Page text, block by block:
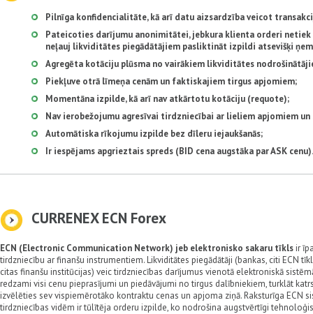
Pilnīga konfidencialitāte, kā arī datu aizsardzība veicot
Pateicoties darījumu anonimitātei, jebkura klienta orderi netiek
neļauj likviditātes piegādātājiem pasliktināt izpildi atsevišķi
Agregēta kotāciju plūsma no vairākiem likviditātes
Piekļuve otrā līmeņa cenām un faktiskajiem tirgus apjomiem;
Momentāna izpilde, kā arī nav atkārtotu kotāciju (requote);
Nav ierobežojumu agresīvai tirdzniecībai ar lieliem apjomiem un
Automātiska rīkojumu izpilde bez dīleru iejaukšanās;
Ir iespējams apgrieztais spreds (BID cena augstāka par ASK cenu).
CURRENEX ECN Forex
ECN (Electronic Communication Network) jeb elektronisko sakaru tīklsir
tirdzniecību ar finanšu instrumentiem. Likviditātes piegādātāji (bankas, citi ECN
citas finanšu institūcijas) veic tirdzniecības darījumus vienotā elektroniskā
redzami visi cenu pieprasījumi un piedāvājumi no tirgus dalībniekiem, turklāt
izvēlēties sev vispiemērotāko kontraktu cenas un apjoma ziņā. Raksturīga ECN
tirdzniecības vidēm ir tūlītēja orderu izpilde, ko nodrošina augstvērtīgi